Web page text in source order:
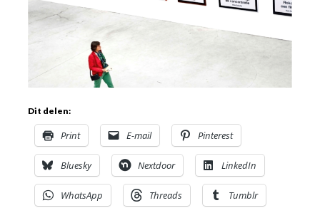
Dit delen:
Print E-mail Pinterest
Bluesky Nextdoor LinkedIn
WhatsApp Threads Tumblr